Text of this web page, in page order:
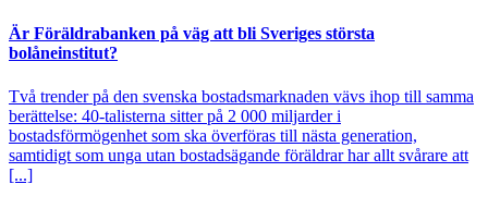
Är Föräldrabanken på väg att bli Sveriges största
bolåneinstitut?
Två trender på den svenska bostadsmarknaden vävs ihop till samma
berättelse: 40-talisterna sitter på 2 000 miljarder i
bostadsförmögenhet som ska överföras till nästa generation,
samtidigt som unga utan bostadsägande föräldrar har allt svårare att
[...]